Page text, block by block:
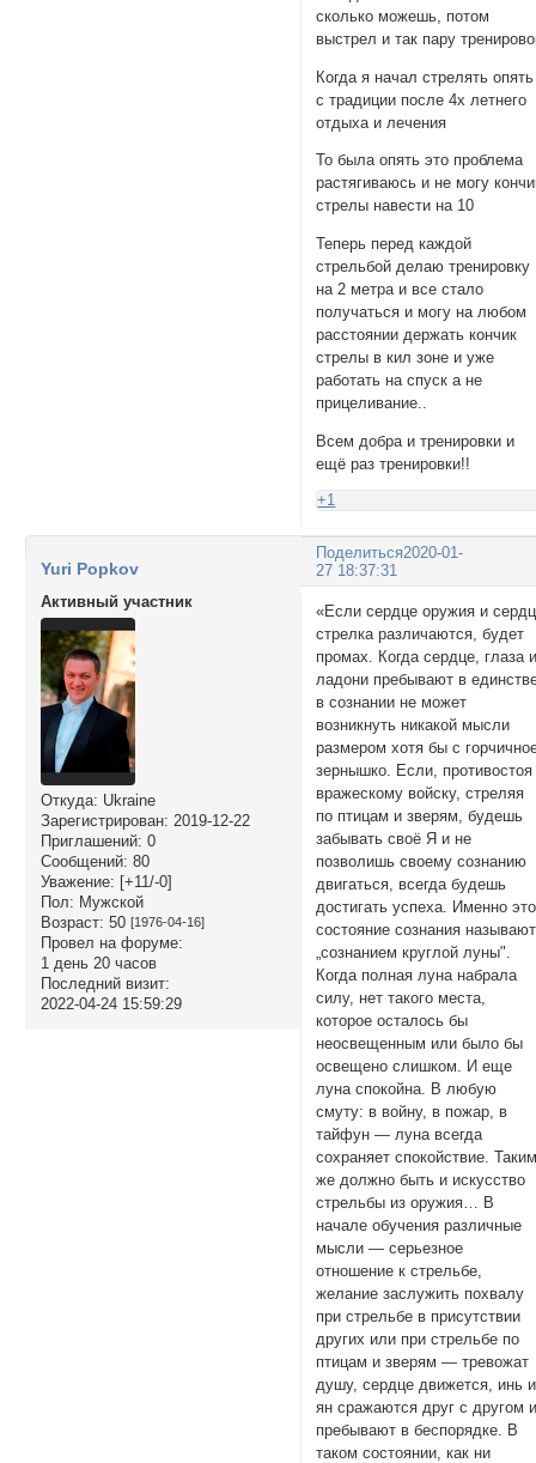
сколько можешь, потом
выстрел и так пару
Когда я начал стрелять опять
с традиции после 4х летнего
отдыха и лечения
То была опять это проблема
растягиваюсь и не могу
стрелы навести на 10
Теперь перед каждой
стрельбой делаю тренировку
на 2 метра и все стало
получаться и могу на любом
расстоянии держать кончик
стрелы в кил зоне и уже
работать на спуск а не
прицеливание..
Всем добра и тренировки и
ещё раз тренировки!!
+1
Поделиться2020-01-
27 18:37:31
Yuri Popkov
Активный участник
Откуда: Ukraine
Зарегистрирован: 2019-12-22
Приглашений: 0
Сообщений: 80
Уважение: [+11/-0]
Пол: Мужской
Возраст: 50 [1976-04-16]
Провел на форуме:
1 день 20 часов
Последний визит:
2022-04-24 15:59:29
«Если сердце оружия и
стрелка различаются, будет
промах. Когда сердце, глаза
ладони пребывают в
в сознании не может
возникнуть никакой мысли
размером хотя бы с
зернышко. Если, противостоя
вражескому войску, стреляя
по птицам и зверям, будешь
забывать своё Я и не
позволишь своему сознанию
двигаться, всегда будешь
достигать успеха. Именно это
состояние сознания называют
„сознанием круглой луны".
Когда полная луна набрала
силу, нет такого места,
которое осталось бы
неосвещенным или было бы
освещено слишком. И еще
луна спокойна. В любую
смуту: в войну, в пожар, в
тайфун — луна всегда
сохраняет спокойствие.
же должно быть и искусство
стрельбы из оружия… В
начале обучения различные
мысли — серьезное
отношение к стрельбе,
желание заслужить похвалу
при стрельбе в присутствии
других или при стрельбе по
птицам и зверям — тревожат
душу, сердце движется, инь и
ян сражаются друг с другом
пребывают в беспорядке. В
таком состоянии, как ни